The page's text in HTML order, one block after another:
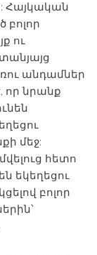
Հայկական
բոլոր
ու
անդամներ
որ նրանք
մեջ:
հետո
եկեղեցու
բոլոր